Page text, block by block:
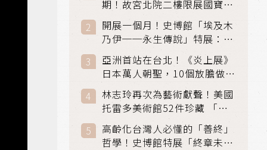
期！故宮北院二樓限展國寶
〈元世祖出獵圖〉、乾隆最愛
「滑冰賽」更精采
開展一個月！史博館「埃及木
乃伊──永生傳說」特展：看
見物件構築的永生風景
亞洲首站在台北！《炎上展》
日本萬人朝聖，10個放膽做自
己場景與台灣獨家展品同步亮
相
林志玲再次為藝術獻聲！美國
托雷多美術館52件珍藏 「古
典光影大師：林布蘭到哥雅」
在富邦美術館隆重開展
高齡化台灣人必懂的「善終」
哲學！史博館特展「終章未